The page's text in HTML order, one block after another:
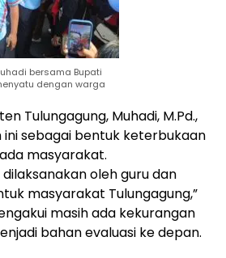
bersama Bupati
dengan warga
Tulungagung, Muhadi, M.Pd.,
sebagai bentuk keterbukaan
masyarakat.
dilaksanakan oleh guru dan
masyarakat Tulungagung,”
masih ada kekurangan
bahan evaluasi ke depan.